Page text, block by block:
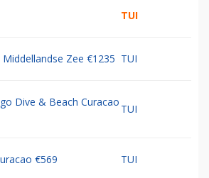
TUI
Zee €1235 TUI
Dive & Beach Curacao
TUI
€569 TUI